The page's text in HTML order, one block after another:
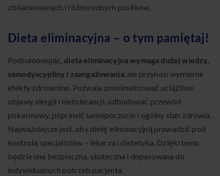
zbilansowanych i różnorodnych posiłków.
Dieta eliminacyjna – o tym pamiętaj!
Podsumowując, dieta eliminacyjna wymaga dużej wiedzy,
samodyscypliny i zaangażowania, ale przynosi wymierne
efekty zdrowotne. Pozwala zminimalizować uciążliwe
objawy alergii i nietolerancji, odbudować przewód
pokarmowy, poprawić samopoczucie i ogólny stan zdrowia.
Najważniejsze jest, aby dietę eliminacyjną prowadzić pod
kontrolą specjalistów – lekarza i dietetyka. Dzięki temu
będzie ona bezpieczna, skuteczna i dopasowana do
indywidualnych potrzeb pacjenta.